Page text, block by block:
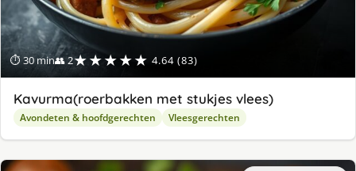
⏱ 30 min👥 2★★★★★ 4.64 (83)
Kavurma(roerbakken met stukjes vlees)
Avondeten & hoofdgerechten Vleesgerechten